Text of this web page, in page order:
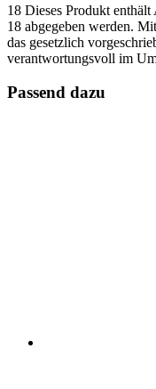
18 Dieses Produkt
18 abgegeben werden.
das gesetzlich
verantwortungsvoll im
Passend dazu